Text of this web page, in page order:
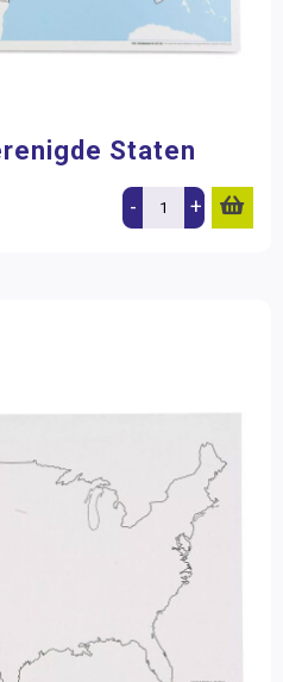
Staten
- +